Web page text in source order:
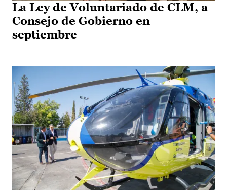
La Ley de Voluntariado de CLM, a
Consejo de Gobierno en
septiembre